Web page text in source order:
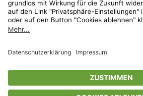
* Streichpreise entsprechen der